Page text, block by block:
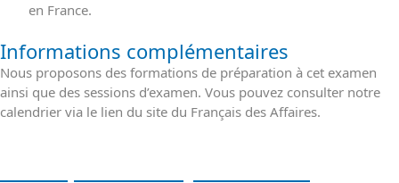
en France.
Informations complémentaires
Nous proposons des formations de préparation à cet examen
ainsi que des sessions d’examen. Vous pouvez consulter notre
calendrier via le lien du site du Français des Affaires.